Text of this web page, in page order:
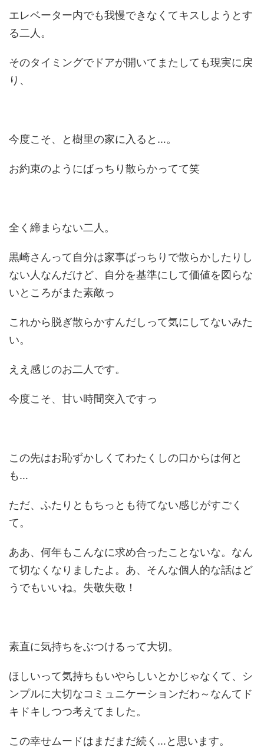
エレベーター内でも我慢できなくてキスしようとす
る二人。
そのタイミングでドアが開いてまたしても現実に戻
り、
今度こそ、と樹里の家に入ると…。
お約束のようにばっちり散らかってて笑
全く締まらない二人。
黒崎さんって自分は家事ばっちりで散らかしたりし
ない人なんだけど、自分を基準にして価値を図らな
いところがまた素敵っ
これから脱ぎ散らかすんだしって気にしてないみた
い。
ええ感じのお二人です。
今度こそ、甘い時間突入ですっ
この先はお恥ずかしくてわたくしの口からは何と
も…
ただ、ふたりともちっとも待てない感じがすごく
て。
ああ、何年もこんなに求め合ったことないな。なん
て切なくなりましたよ。あ、そんな個人的な話はど
うでもいいね。失敬失敬！
素直に気持ちをぶつけるって大切。
ほしいって気持ちもいやらしいとかじゃなくて、シ
ンプルに大切なコミュニケーションだわ～なんてド
キドキしつつ考えてました。
この幸せムードはまだまだ続く…と思います。